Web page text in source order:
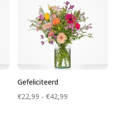
Gefeliciteerd
€22,99 - €42,99Prijsklasse: